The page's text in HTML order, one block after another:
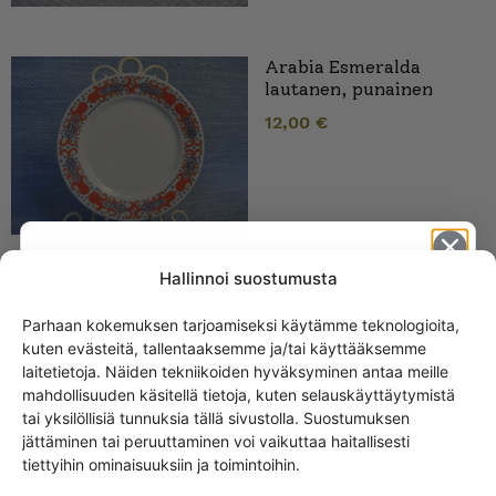
Hallinnoi suostumusta
Parhaan kokemuksen tarjoamiseksi käytämme teknologioita,
kuten evästeitä, tallentaaksemme ja/tai käyttääksemme
laitetietoja. Näiden tekniikoiden hyväksyminen antaa meille
mahdollisuuden käsitellä tietoja, kuten selauskäyttäytymistä
tai yksilöllisiä tunnuksia tällä sivustolla. Suostumuksen
jättäminen tai peruuttaminen voi vaikuttaa haitallisesti
tiettyihin ominaisuuksiin ja toimintoihin.
Arabia Esmeralda
lautanen, punainen
12,00 €
SAMANKALTAISET TUOTTEET
Arabia Josefiina
kahvikuppi
Get -5%
off?
Yes! I want the discount